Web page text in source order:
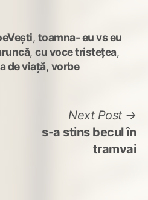
, toamna- eu vs eu
, cu voce tristețea,
de viață, vorbe
Next Post
s-a stins becul în
tramvai